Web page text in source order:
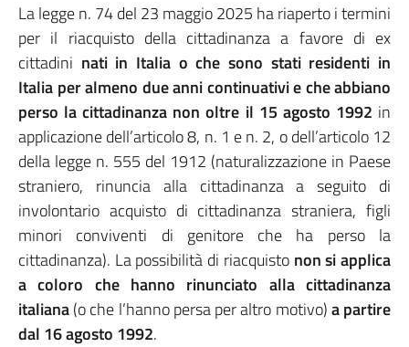
La legge n. 74 del 23 maggio 2025 ha riaperto i termini
per il riacquisto della cittadinanza a favore di ex
cittadini nati in Italia o che sono stati residenti in
Italia per almeno due anni continuativi e che abbiano
perso la cittadinanza non oltre il 15 agosto 1992 in
applicazione dell’articolo 8, n. 1 e n. 2, o dell’articolo 12
della legge n. 555 del 1912 (naturalizzazione in Paese
straniero, rinuncia alla cittadinanza a seguito di
involontario acquisto di cittadinanza straniera, figli
minori conviventi di genitore che ha perso la
cittadinanza). La possibilità di riacquisto non si applica
a coloro che hanno rinunciato alla cittadinanza
italiana(o che l’hanno persa per altro motivo)a partire
dal 16 agosto 1992.